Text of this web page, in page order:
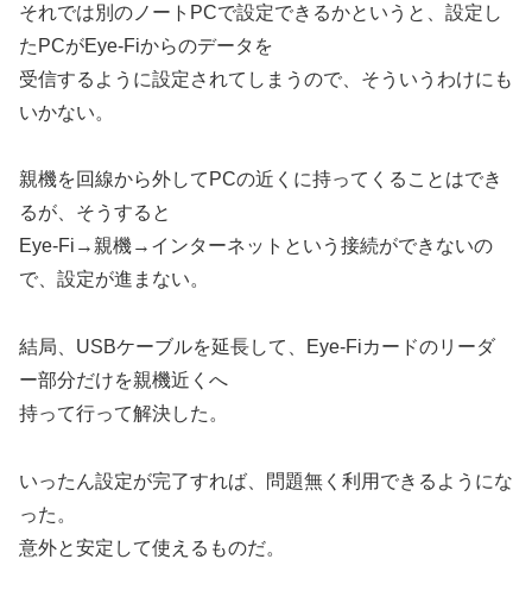
それでは別のノートPCで設定できるかというと、設定し
たPCがEye-Fiからのデータを
受信するように設定されてしまうので、そういうわけにも
いかない。
親機を回線から外してPCの近くに持ってくることはでき
るが、そうすると
Eye-Fi→親機→インターネットという接続ができないの
で、設定が進まない。
結局、USBケーブルを延長して、Eye-Fiカードのリーダ
ー部分だけを親機近くへ
持って行って解決した。
いったん設定が完了すれば、問題無く利用できるようにな
った。
意外と安定して使えるものだ。